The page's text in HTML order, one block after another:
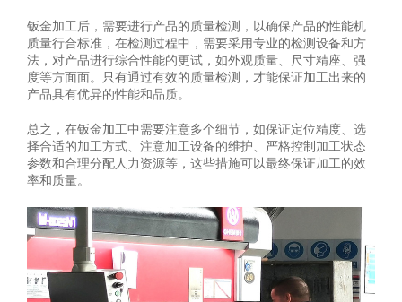
钣金加工后，需要进行产品的质量检测，以确保产品的性能机
质量行合标准，在检测过程中，需要采用专业的检测设备和方
法，对产品进行综合性能的更试，如外观质量、尺寸精座、强
度等方面面。只有通过有效的质量检测，才能保证加工出来的
产品具有优异的性能和品质。
总之，在钣金加工中需要注意多个细节，如保证定位精度、选
择合适的加工方式、注意加工设备的维护、严格控制加工状态
参数和合理分配人力资源等，这些措施可以最终保证加工的效
率和质量。